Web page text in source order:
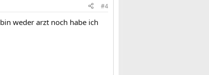
#4
weder arzt noch habe ich